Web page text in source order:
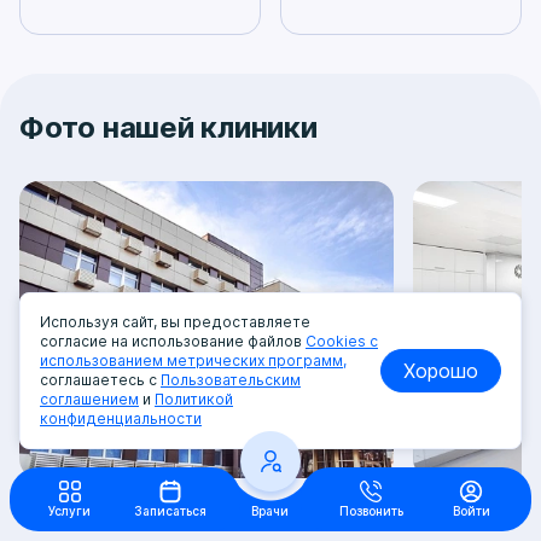
Фото нашей клиники
Услуги Записаться Врачи Позвонить Войти
Используя сайт, вы предоставляете
согласие на использование файлов Cookies с
использованием метрических программ,
соглашаетесь с Пользовательским
соглашением и Политикой
конфиденциальности
Хорошо